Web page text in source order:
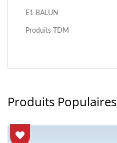
E1 BALUN
Produits TDM
Produits Populaires